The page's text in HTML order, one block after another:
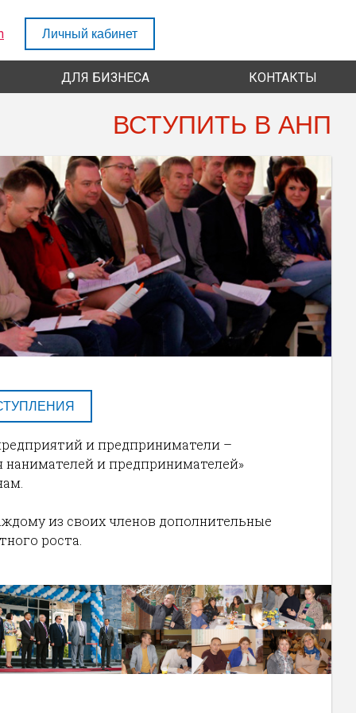
Личный кабинет
ДЛЯ БИЗНЕСА КОНТАКТЫ
ВСТУПИТЬ В АНП
и предприниматели –
и предпринимателей»
из своих членов дополнительные
роста.